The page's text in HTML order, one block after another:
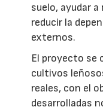
suelo, ayudar
reducir la
externos.
El proyecto se
cultivos
reales, con el
desarrolladas